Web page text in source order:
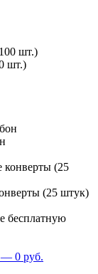
шт.)
(25 штук)
бесплатную
— 0 руб.